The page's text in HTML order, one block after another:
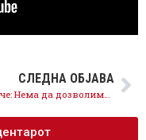
СЛЕДНА ОБЈАВА
Филипче: Нема да дозволиме изборен грабеж, нашиот став е принципиелен